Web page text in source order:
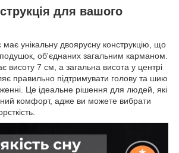
для вашого
унікальну двоярусну конструкцію, що
об'єднаних загальним карманом.
висоту 7 см, а загальна висота у центрі
правильно підтримувати голову та шию
Це ідеальне рішення для людей, які
комфорт, адже ви можете вибрати